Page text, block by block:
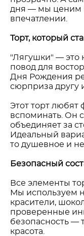
дня — мы ценим
впечатлении.
Торт, который
"Лягушки" — это
повод для
Дня Рождения
сюрприза другу
Этот торт любят
вспоминать. Он
объединяет за
Идеальный
то душевное и
Безопасный
Все элементы
Мы используем
красители,
проверенные
безопасность —
красота.